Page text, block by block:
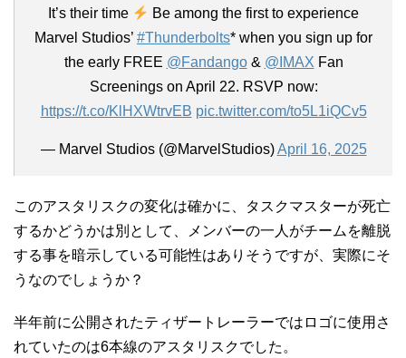
It’s their time
Be among the first to experience
Marvel Studios’ #Thunderbolts* when you sign up for
the early FREE @Fandango& @IMAX Fan
Screenings on April 22. RSVP now:
https://t.co/KlHXWtrvEB pic.twitter.com/to5L1iQCv5
— Marvel Studios (@MarvelStudios)April 16, 2025
このアスタリスクの変化は確かに、タスクマスターが死亡
するかどうかは別として、メンバーの一人がチームを離脱
する事を暗示している可能性はありそうですが、実際にそ
うなのでしょうか？
半年前に公開されたティザートレーラーではロゴに使用さ
れていたのは6本線のアスタリスクでした。